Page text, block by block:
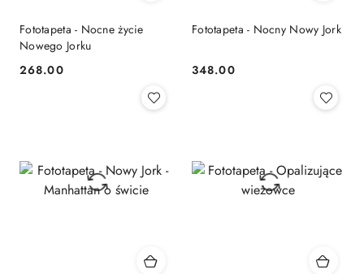
Fototapeta - Nocne życie
Nowego Jorku
Cena:
268.00
Fototapeta - Nocny Nowy Jork
Cena:
348.00